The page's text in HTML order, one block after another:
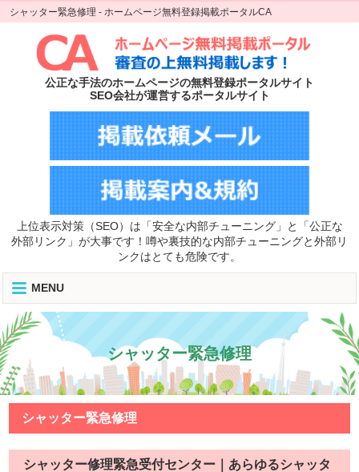
シャッター緊急修理 - ホームページ無料登録掲載ポータルCA
公正な手法のホームページの無料登録ポータルサイト
SEO会社が運営するポータルサイト
上位表示対策（SEO）は「安全な内部チューニング」と「公正な
外部リンク」が大事です！噂や裏技的な内部チューニングと外部リ
ンクはとても危険です。
MENU
シャッター緊急修理
シャッター緊急修理
シャッター修理緊急受付センター｜あらゆるシャッタ